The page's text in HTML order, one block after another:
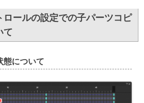
ロールの設定での子パーツコピ
て
態について